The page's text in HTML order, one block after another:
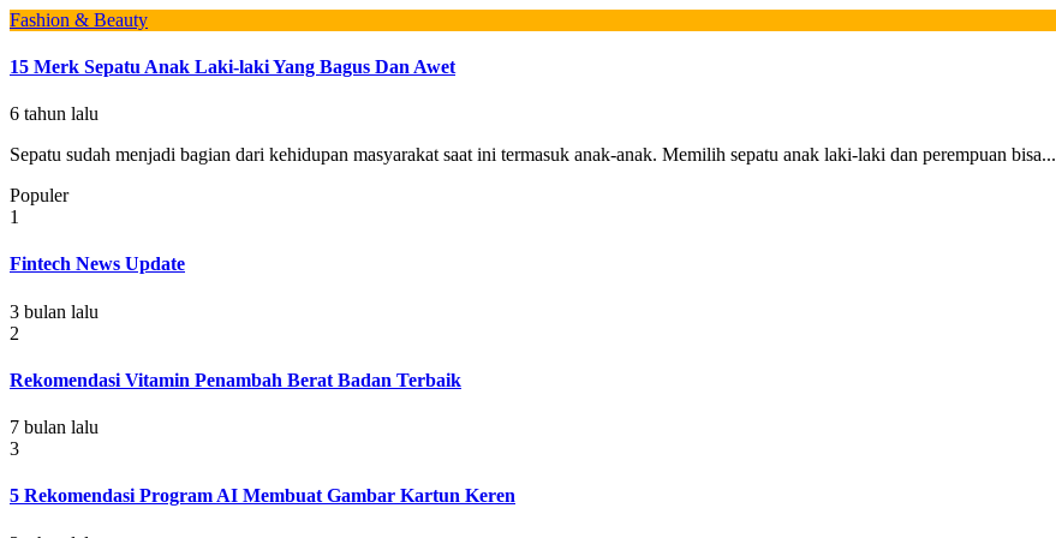
Fashion & Beauty
15 Merk Sepatu Anak Laki-laki Yang Bagus Dan Awet
6 tahun lalu
Sepatu sudah menjadi bagian dari kehidupan masyarakat saat ini termasuk anak-anak. Memilih sepatu anak laki-laki dan perempuan bisa...
Populer
1
Fintech News Update
3 bulan lalu
2
Rekomendasi Vitamin Penambah Berat Badan Terbaik
7 bulan lalu
3
5 Rekomendasi Program AI Membuat Gambar Kartun Keren